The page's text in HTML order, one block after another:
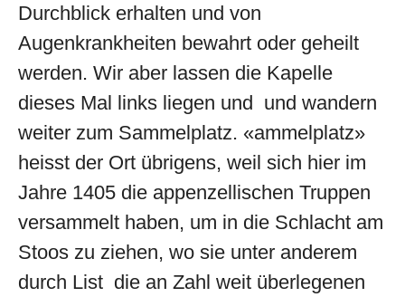
Durchblick erhalten und von
Augenkrankheiten bewahrt oder geheilt
werden. Wir aber lassen die Kapelle
dieses Mal links liegen und und wandern
weiter zum Sammelplatz. «ammelplatz»
heisst der Ort übrigens, weil sich hier im
Jahre 1405 die appenzellischen Truppen
versammelt haben, um in die Schlacht am
Stoos zu ziehen, wo sie unter anderem
durch List die an Zahl weit überlegenen